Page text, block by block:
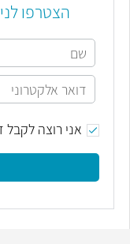
הצטרפו
אני רוצה לקבל